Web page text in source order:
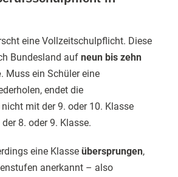
eine Vollzeitschulpflicht. Diese
Bundesland auf neun bis zehn
. Muss ein Schüler eine
endet die
mit der 9. oder 10. Klasse
8. oder 9. Klasse.
eine Klasse übersprungen,
anerkannt – also